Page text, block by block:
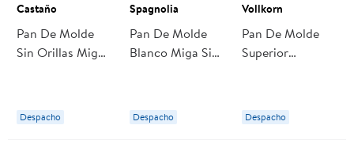
Castaño
Pan De Molde
Sin Orillas Miga
Despacho
Spagnolia
Pan De Molde
Blanco Miga Sin
Despacho
Vollkorn
Pan De Molde
Superior
Despacho